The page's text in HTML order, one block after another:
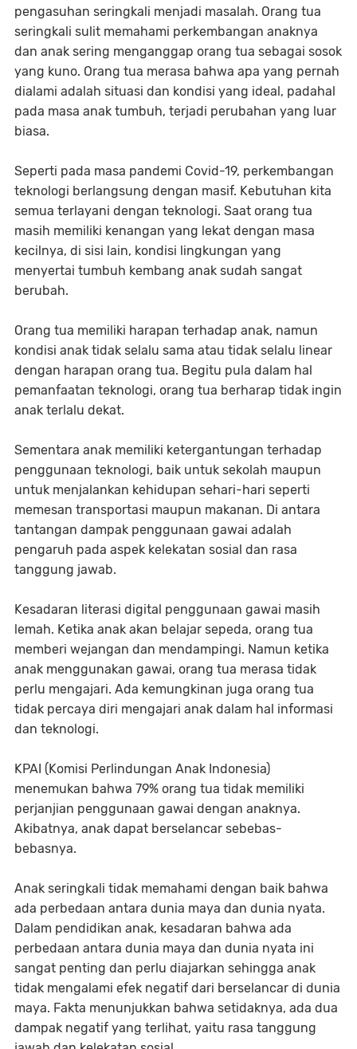
pengasuhan seringkali menjadi masalah. Orang tua
seringkali sulit memahami perkembangan anaknya
dan anak sering menganggap orang tua sebagai sosok
yang kuno. Orang tua merasa bahwa apa yang pernah
dialami adalah situasi dan kondisi yang ideal, padahal
pada masa anak tumbuh, terjadi perubahan yang luar
biasa.
Seperti pada masa pandemi Covid-19, perkembangan
teknologi berlangsung dengan masif. Kebutuhan kita
semua terlayani dengan teknologi. Saat orang tua
masih memiliki kenangan yang lekat dengan masa
kecilnya, di sisi lain, kondisi lingkungan yang
menyertai tumbuh kembang anak sudah sangat
berubah.
Orang tua memiliki harapan terhadap anak, namun
kondisi anak tidak selalu sama atau tidak selalu linear
dengan harapan orang tua. Begitu pula dalam hal
pemanfaatan teknologi, orang tua berharap tidak ingin
anak terlalu dekat.
Sementara anak memiliki ketergantungan terhadap
penggunaan teknologi, baik untuk sekolah maupun
untuk menjalankan kehidupan sehari-hari seperti
memesan transportasi maupun makanan. Di antara
tantangan dampak penggunaan gawai adalah
pengaruh pada aspek kelekatan sosial dan rasa
tanggung jawab.
Kesadaran literasi digital penggunaan gawai masih
lemah. Ketika anak akan belajar sepeda, orang tua
memberi wejangan dan mendampingi. Namun ketika
anak menggunakan gawai, orang tua merasa tidak
perlu mengajari. Ada kemungkinan juga orang tua
tidak percaya diri mengajari anak dalam hal informasi
dan teknologi.
KPAI (Komisi Perlindungan Anak Indonesia)
menemukan bahwa 79% orang tua tidak memiliki
perjanjian penggunaan gawai dengan anaknya.
Akibatnya, anak dapat berselancar sebebas-
bebasnya.
Anak seringkali tidak memahami dengan baik bahwa
ada perbedaan antara dunia maya dan dunia nyata.
Dalam pendidikan anak, kesadaran bahwa ada
perbedaan antara dunia maya dan dunia nyata ini
sangat penting dan perlu diajarkan sehingga anak
tidak mengalami efek negatif dari berselancar di dunia
maya. Fakta menunjukkan bahwa setidaknya, ada dua
dampak negatif yang terlihat, yaitu rasa tanggung